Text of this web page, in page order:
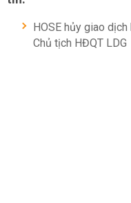
HOSE hủy giao
Chủ tịch HĐQT LDG